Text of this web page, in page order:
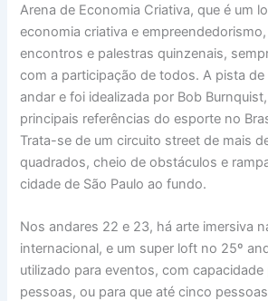
Arena de Economia Criativa, que é um
economia criativa e
encontros e palestras quinzenais,
com a participação de todos. A pista de
andar e foi idealizada por Bob
principais referências do esporte no
Trata-se de um circuito street de mais
quadrados, cheio de obstáculos e
cidade de São Paulo ao fundo.
Nos andares 22 e 23, há arte imersiva
internacional, e um super loft no 25º
utilizado para eventos, com capacidade
pessoas, ou para que até cinco